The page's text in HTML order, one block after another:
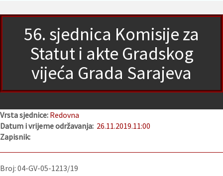
56. sjednica Komisije za
Statut i akte Gradskog
vijeća Grada Sarajeva
Vrsta sjednice: Redovna
Datum i vrijeme održavanja: 26.11.2019.11:00
Zapisnik:
Broj: 04-GV-05-1213/19